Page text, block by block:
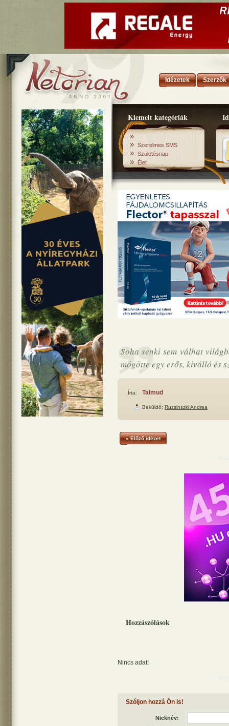
Idézetek Szerzők
Kiemelt kategóriák
»
» Szerelmes SMS
» Születésnap
» Élet
Soha senki sem válhat
mögötte egy erős, kiválló és
Írta: Talmud
Beküldő: Ruzsinszki Andrea
« Előző idézet
Hozzászólások
Nincs adat!
Szóljon hozzá Ön is!
Nicknév: